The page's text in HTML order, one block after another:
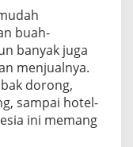
buah-
banyak juga
menjualnya.
dorong,
sampai hotel-
ini memang